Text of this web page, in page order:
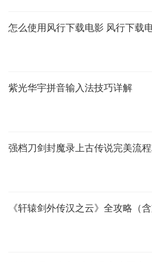
怎么使用风行下载电影 风行下载
紫光华宇拼音输入法技巧详解
强档刀剑封魔录上古传说完美流
《轩辕剑外传汉之云》全攻略（含